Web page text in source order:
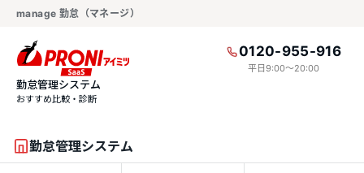
manage 勤怠（マネージ）
0120-955-916
平日9:00〜20:00
勤怠管理システム
おすすめ比較・診断
勤怠管理システム